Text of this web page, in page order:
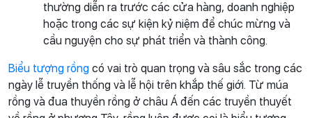
thường diễn ra trước các cửa hàng, doanh nghiệp
hoặc trong các sự kiện kỷ niệm để chúc mừng và
cầu nguyện cho sự phát triển và thành công.
Biểu tượng rồng có vai trò quan trọng và sâu sắc trong các
ngày lễ truyền thống và lễ hội trên khắp thế giới. Từ múa
rồng và đua thuyền rồng ở châu Á đến các truyền thuyết